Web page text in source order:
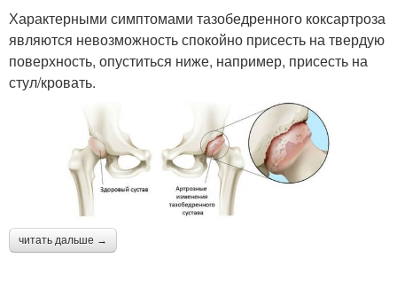
Характерными симптомами тазобедренного коксартроза
являются невозможность спокойно присесть на твердую
поверхность, опуститься ниже, например, присесть на
стул/кровать.
читать дальше →